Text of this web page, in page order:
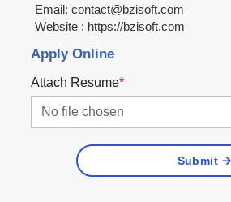
Email: contact@bzisoft.com
Website : https://bzisoft.com
Apply Online
Attach Resume*
No file chosen
Submit